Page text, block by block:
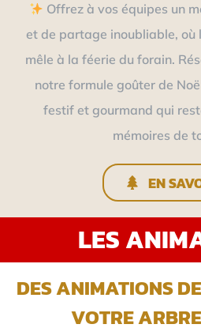
Offrez à vos équipes un
et de partage inoubliable, où
mêle à la féerie du forain.
notre formule goûter de
festif et gourmand qui
mémoires de
EN
LES
DES ANIMATIONS
VOTRE